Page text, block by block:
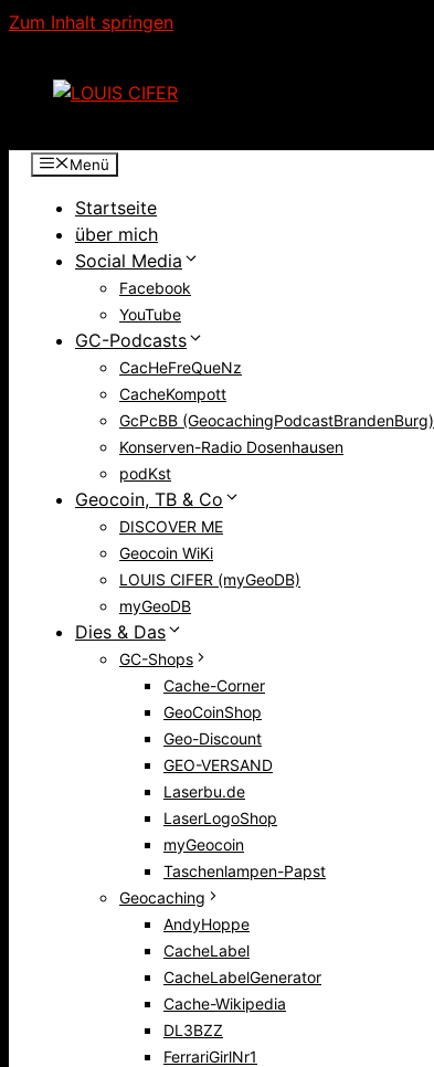
Zum Inhalt springen
Menü
Startseite
über mich
Social Media
Facebook
YouTube
GC-Podcasts
CacHeFreQueNz
CacheKompott
GcPcBB (GeocachingPodcastBrandenBurg)
Konserven-Radio Dosenhausen
podKst
Geocoin, TB & Co
DISCOVER ME
Geocoin WiKi
LOUIS CIFER (myGeoDB)
myGeoDB
Dies & Das
GC-Shops
Cache-Corner
GeoCoinShop
Geo-Discount
GEO-VERSAND
Laserbu.de
LaserLogoShop
myGeocoin
Taschenlampen-Papst
Geocaching
AndyHoppe
CacheLabel
CacheLabelGenerator
Cache-Wikipedia
DL3BZZ
FerrariGirlNr1